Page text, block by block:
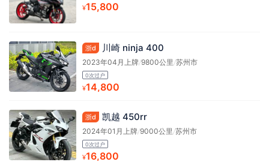
¥15,800
浙d 川崎 ninja 400
2023年04月上牌/9800公里/苏州市
0次过户
¥14,800
浙d 凯越 450rr
2024年01月上牌/9000公里/苏州市
0次过户
¥16,800